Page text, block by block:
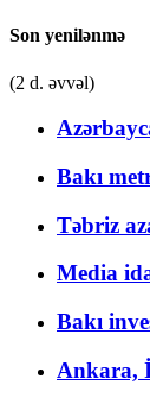
Son yenilənmə
(2 d. əvvəl)
Bakı
Təbriz
Media
Bakı
Ankara,